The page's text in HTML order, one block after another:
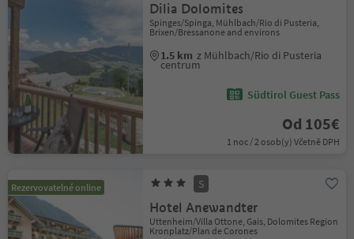
Dilia Dolomites
Spinges/Spinga, Mühlbach/Rio di Pusteria,
Brixen/Bressanone and environs
1.5 km z Mühlbach/Rio di Pusteria
centrum
Südtirol Guest Pass
Od 105€
1 noc / 2 osob(y) Včetně DPH
Rezervovatelné online S
Hotel Anewandter
Uttenheim/Villa Ottone, Gais, Dolomites Region
Kronplatz/Plan de Corones